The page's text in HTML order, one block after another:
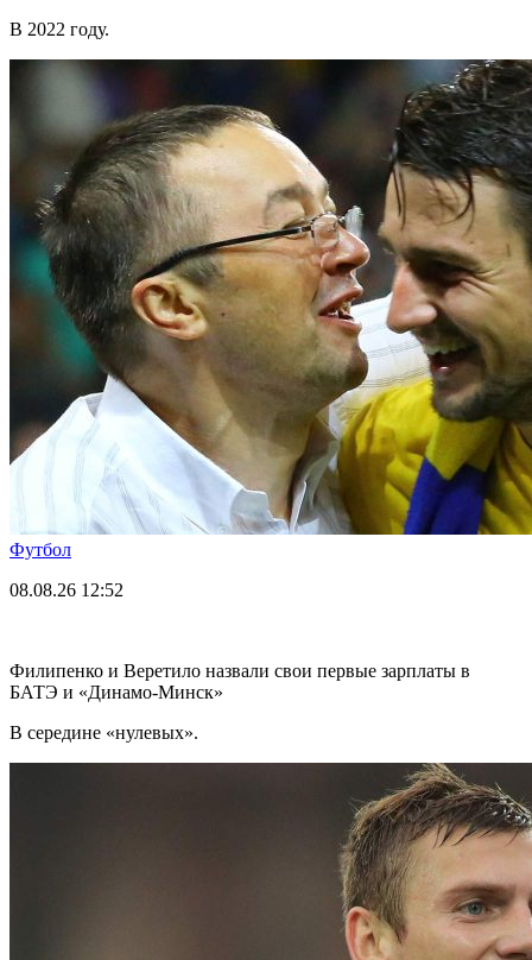
В 2022 году.
Футбол
08.08.26 12:52
Филипенко и Веретило назвали свои первые зарплаты в
БАТЭ и «Динамо-Минск»
В середине «нулевых».